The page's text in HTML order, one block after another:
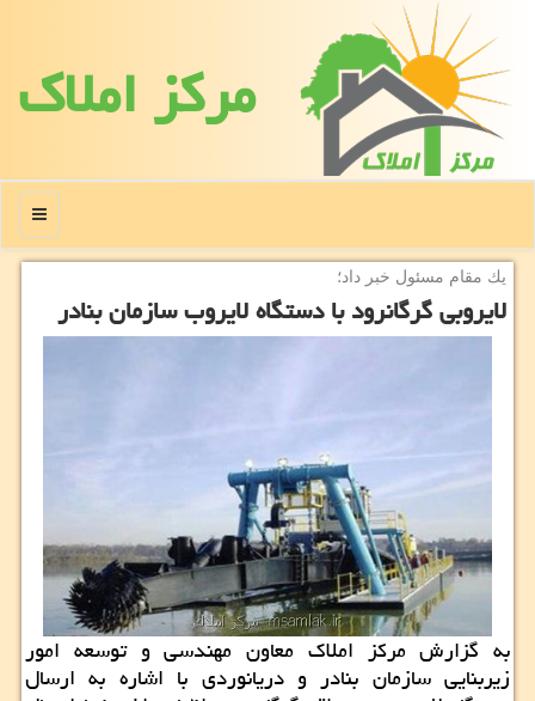
مركز املاك
منو
یك مقام مسئول خبر داد؛
لایروبی گرگانرود با دستگاه لایروب سازمان بنادر
به گزارش مركز املاك معاون مهندسی و توسعه امور
زیربنایی سازمان بنادر و دریانوردی با اشاره به ارسال